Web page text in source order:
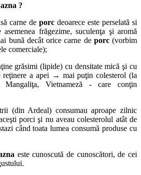
?
carne de porc deoarece este perselată si
asemenea frăgezime, suculenţa şi aromă
bună decât orice carne de porc(vorbim
comerciale);
grăsimi (lipide) cu densitate mică şi cu
reţinere a apei → mai puţin colesterol (la
Vietnameză - care conţin
(din Ardeal) consumau aproape zilnic
porci şi nu aveau colesterolul atât de
când toata lumea consumă produse cu
este cunoscută de cunoscători, de cei